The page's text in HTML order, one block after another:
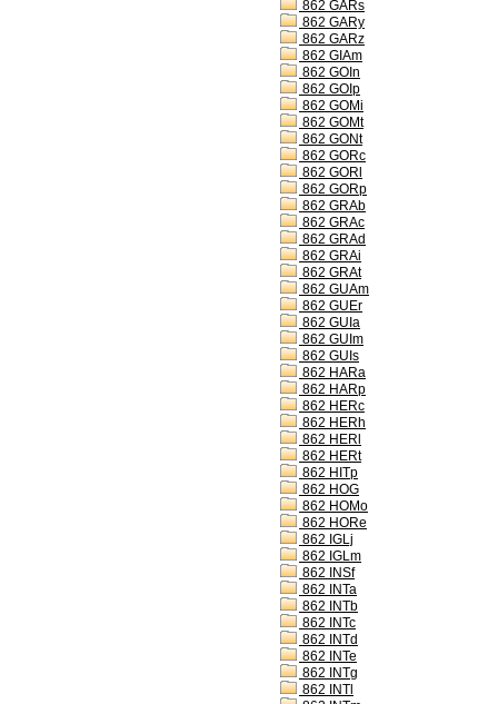
862 GARs
862 GARy
862 GARz
862 GIAm
862 GOIn
862 GOIp
862 GOMi
862 GOMt
862 GONt
862 GORc
862 GORl
862 GORp
862 GRAb
862 GRAc
862 GRAd
862 GRAi
862 GRAt
862 GUAm
862 GUEr
862 GUIa
862 GUIm
862 GUIs
862 HARa
862 HARp
862 HERc
862 HERh
862 HERl
862 HERt
862 HITp
862 HOG
862 HOMo
862 HORe
862 IGLj
862 IGLm
862 INSf
862 INTa
862 INTb
862 INTc
862 INTd
862 INTe
862 INTg
862 INTl